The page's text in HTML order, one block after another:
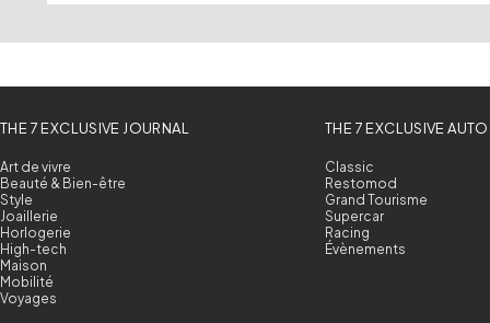
THE 7 EXCLUSIVE JOURNAL
Art de vivre
Beauté & Bien-être
Style
Joaillerie
Horlogerie
High-tech
Maison
Mobilité
Voyages
THE 7 EXCLUSIVE AUTO
Classic
Restomod
Grand Tourisme
Supercar
Racing
Évènements